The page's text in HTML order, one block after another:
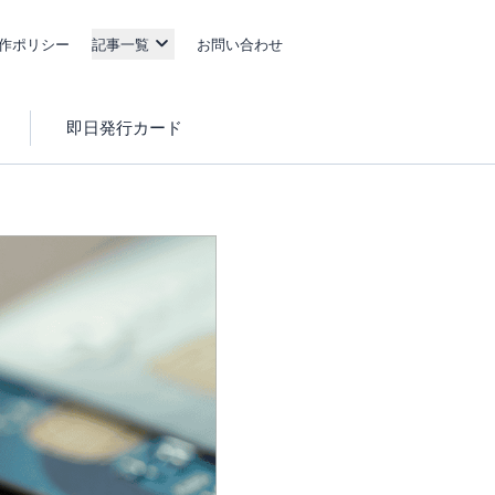
ポリシー 記事一覧 お問い合わせ
即日発行カード